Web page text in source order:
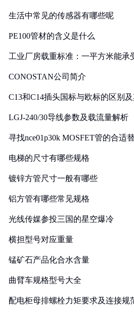
生活中常见的传感器有哪些呢
PE100管材的含义是什么
工业厂房载重标准：一平方米能承
CONOSTAN公司简介
C13和C14插头国标与欧标的区别
LGJ-240/30导线参数及载流量解析
寻找nce01p30k MOSFET管的合适
电梯的尺寸有哪些规格
镀锌方管尺寸一般有哪些
铝方管有哪些常见规格
光线传媒参投三国的星空爆冷
横担型号对应重量
锰矿石产品化合水含量
曲臂车规格型号大全
配电柜母排螺栓力矩要求及连接规